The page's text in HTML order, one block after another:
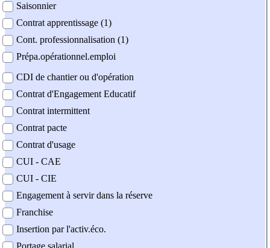
Saisonnier
Contrat apprentissage (1)
Cont. professionnalisation (1)
Prépa.opérationnel.emploi
CDI de chantier ou d'opération
Contrat d'Engagement Educatif
Contrat intermittent
Contrat pacte
Contrat d'usage
CUI - CAE
CUI - CIE
Engagement à servir dans la réserve
Franchise
Insertion par l'activ.éco.